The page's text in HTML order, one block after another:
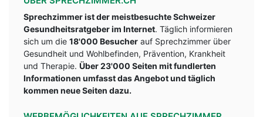
Sprechzimmer ist der meistbesuchte Schweizer
Gesundheitsratgeber im Internet. Täglich informieren
sich um die 18'000 Besucher auf Sprechzimmer über
Gesundheit und Wohlbefinden, Prävention, Krankheit
und Therapie. Über 23'000 Seiten mit fundlerten
Informationen umfasst das Angebot und täglich
kommen neue Seiten dazu.